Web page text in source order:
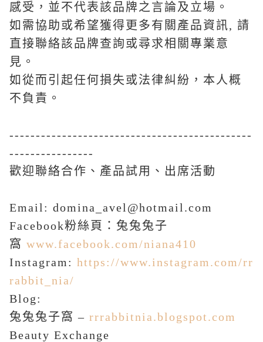
感受，並不代表該品牌之言論及立場。
如需協助或希望獲得更多有關產品資訊, 請
直接聯絡該品牌查詢或尋求相關專業意
見。
如從而引起任何損失或法律糾紛，本人概
不負責。
----------------------------------------------
----------------
​歡迎聯絡合作、產品試用、出席活動
Email: domina_avel@hotmail.com
Facebook粉絲頁：兔兔兔子
窩 www.facebook.com/niana410
Instagram: https://www.instagram.com/rr
rabbit_nia/
Blog:
兔兔兔子窩 – rrrabbitnia.blogspot.com
Beauty Exchange